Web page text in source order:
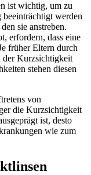
ist wichtig, um zu
werden
sie anstreben.
erfordern, dass eine
früher Eltern durch
der Kurzsichtigkeit
stehen diesen
von
die Kurzsichtigkeit
ist, desto
wie zum